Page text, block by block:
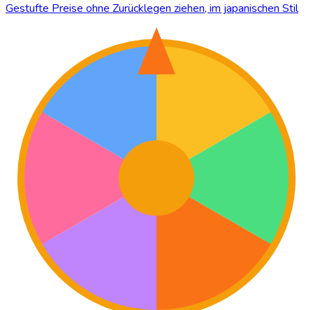
Gestufte Preise ohne Zurücklegen ziehen, im japanischen Stil